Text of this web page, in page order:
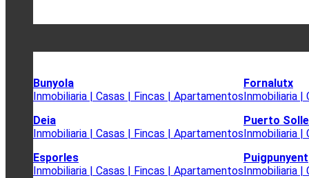
Bunyola
Inmobiliaria | Casas | Fincas | Apartamentos
Deia
Inmobiliaria | Casas | Fincas | Apartamentos
Esporles
Inmobiliaria | Casas | Fincas | Apartamentos
Fornalutx
Inmobiliaria |
Puerto
Inmobiliaria |
Puigpunyent
Inmobiliaria |